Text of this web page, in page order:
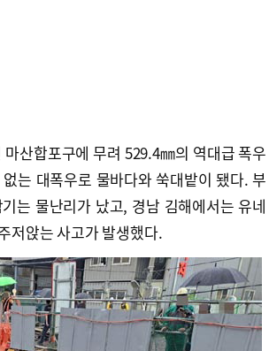
산합포구에 무려 529.4㎜의 역대급 폭우
는 대폭우로 물바다와 쑥대밭이 됐다. 부
는 물난리가 났고, 경남 김해에서는 유네
저앉는 사고가 발생했다.